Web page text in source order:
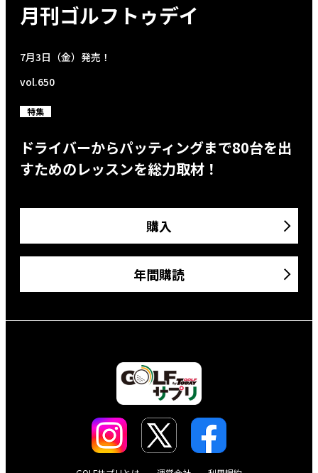
月刊ゴルフトゥデイ
7月3日（金）発売！
vol.650
特集
ドライバーからパッティングまで80台を出
すためのレッスンを総力取材！
購入
年間購読